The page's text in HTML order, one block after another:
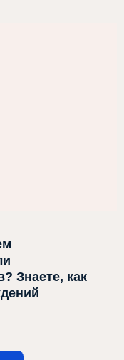
Знаете, как